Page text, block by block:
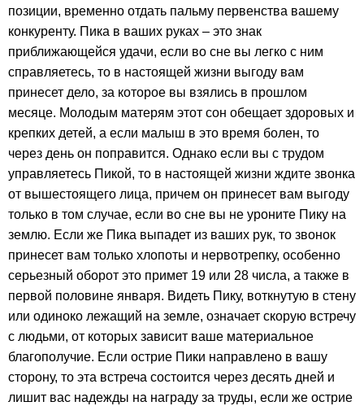
позиции, временно отдать пальму первенства вашему
конкуренту. Пика в ваших руках – это знак
приближающейся удачи, если во сне вы легко с ним
справляетесь, то в настоящей жизни выгоду вам
принесет дело, за которое вы взялись в прошлом
месяце. Молодым матерям этот сон обещает здоровых и
крепких детей, а если малыш в это время болен, то
через день он поправится. Однако если вы с трудом
управляетесь Пикой, то в настоящей жизни ждите звонка
от вышестоящего лица, причем он принесет вам выгоду
только в том случае, если во сне вы не уроните Пику на
землю. Если же Пика выпадет из ваших рук, то звонок
принесет вам только хлопоты и нервотрепку, особенно
серьезный оборот это примет 19 или 28 числа, а также в
первой половине января. Видеть Пику, воткнутую в стену
или одиноко лежащий на земле, означает скорую встречу
с людьми, от которых зависит ваше материальное
благополучие. Если острие Пики направлено в вашу
сторону, то эта встреча состоится через десять дней и
лишит вас надежды на награду за труды, если же острие